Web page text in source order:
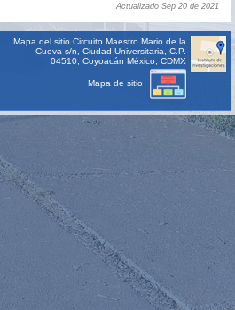
Actualizado Sep 20 de 2021
Mapa del sitio Circuito Maestro Mario de la
Cueva s/n, Ciudad Universitaria, C.P.
04510, Coyoacán México, CDMX
Mapa de sitio